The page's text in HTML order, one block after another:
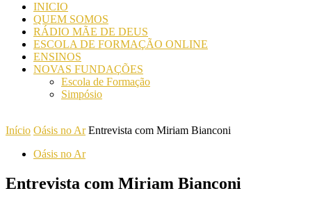
INICIO
QUEM SOMOS
RÁDIO MÃE DE DEUS
ESCOLA DE FORMAÇÃO ONLINE
ENSINOS
NOVAS FUNDAÇÕES
Escola de Formação
Simpósio
Início Oásis no Ar Entrevista com Miriam Bianconi
Oásis no Ar
Entrevista com Miriam Bianconi